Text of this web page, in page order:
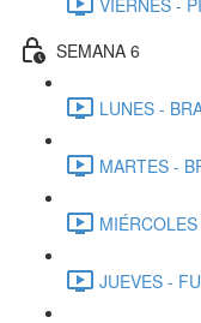
SEMANA 6
LUNES -
MARTES -
JUEVES -